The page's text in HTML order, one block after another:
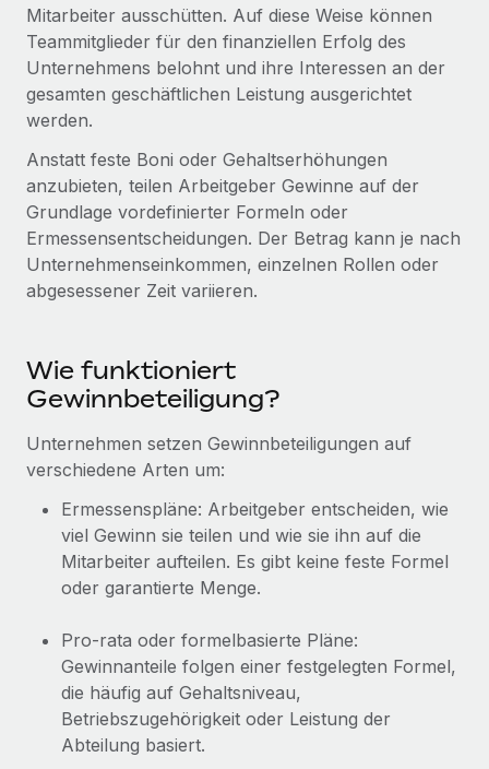
Globales Onboarding und Verwalten von
Freelancer:innen
PEO
Auslagern von komplexen HR-Aufgaben
INFRASTRUKTUR
Remote Embedded
Nahtlose Integration der HR in bestehende Abläufe
Plattform
Verknüpfung beliebiger KI-Tools mit Remote über unser
MCP
Integrationen
Prozessoptimierung mit unverzichtbaren Business-
Tools
DIENSTLEISTUNGEN
Hilfe von Expert:innen für globale HR & Compliance
Background-Checks
Einfacheres Bewerber:innen-Screening
WACHSTUMSPHASE
Startups
Agile HR- und Payroll-Lösungen für wachsende
Unternehmen
Mittelstand
Maßgeschneiderte HR-Lösungen, um Teams zu
vergrößern
Enterprise
PARTNER WERDEN
Flexible Einbettung von Global-HR-Funktionen in deine
Plattform
Partner werden
Remote Build Demnächst verfügbar
FALLSTUDIEN
So hat der KI-Vorreiter Weaviate sein Team mit
Gesamtbeschäftigungskosten
Honorarzahlungen berechnen
Informationen zu möglichen Währungen und
Abwicklungsfristen für globale Freelancer:innen
LERNEN MIT REMOTE
Forschung und Leitfäden
Fallstudien
Checklisten und Vorlagen
Bibliothek für Stellenbeschreibungen
Webinare
Newsroom
Informationen zu Gehältern und Qualifikationen
Insights Center
Hol dir Unterstützung
Alle Ressourcen anzeigen
Nederlands
Français
Deutsch
Español
Italiano
Português (Portugal)
日本語
한국어
中文（简体）
Anmelden
Mitarbeiter ausschütten. Auf diese Weise können
Teammitglieder für den finanziellen Erfolg des
Unternehmens belohnt und ihre Interessen an der
gesamten geschäftlichen Leistung ausgerichtet
werden.
Anstatt feste Boni oder Gehaltserhöhungen
anzubieten, teilen Arbeitgeber Gewinne auf der
Grundlage vordefinierter Formeln oder
Ermessensentscheidungen. Der Betrag kann je nach
Unternehmenseinkommen, einzelnen Rollen oder
abgesessener Zeit variieren.
Wie funktioniert
Gewinnbeteiligung?
Unternehmen setzen Gewinnbeteiligungen auf
verschiedene Arten um:
Ermessenspläne: Arbeitgeber entscheiden, wie
viel Gewinn sie teilen und wie sie ihn auf die
Mitarbeiter aufteilen. Es gibt keine feste Formel
oder garantierte Menge.
Pro-rata oder formelbasierte Pläne:
Gewinnanteile folgen einer festgelegten Formel,
die häufig auf Gehaltsniveau,
Betriebszugehörigkeit oder Leistung der
Abteilung basiert.